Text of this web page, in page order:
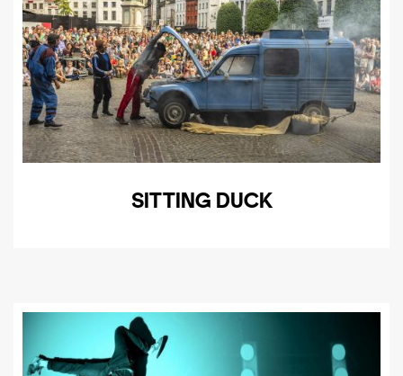
SITTING DUCK